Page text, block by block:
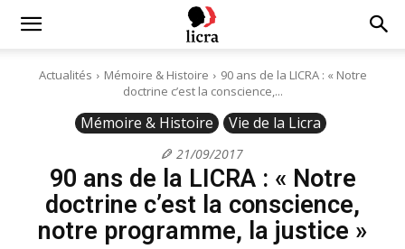
Licra
Antiraciste
Actualités Mémoire & Histoire
90 ans de la LICRA : « Notre
doctrine c’est la conscience,...
Mémoire & Histoire Vie de la Licra
21/09/2017
90 ans de la LICRA : « Notre
doctrine c’est la conscience,
notre programme, la justice »